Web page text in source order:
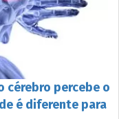
cérebro percebe o
é diferente para